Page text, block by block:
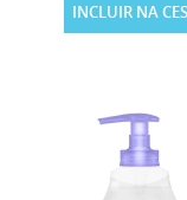
INCLUIR NA